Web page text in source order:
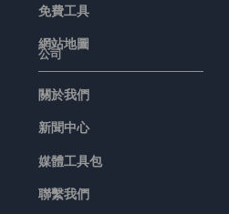
免費工具
網站地圖
公司
關於我們
新聞中心
媒體工具包
聯繫我們